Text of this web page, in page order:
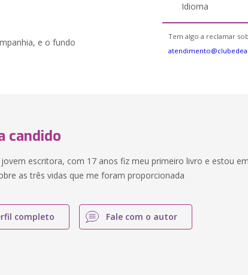
e o fundo
Idioma
Tem algo a reclamar
candido
escritora, com 17 anos fiz meu primeiro livro e estou
as três vidas que me foram proporcionada
completo Fale com o autor